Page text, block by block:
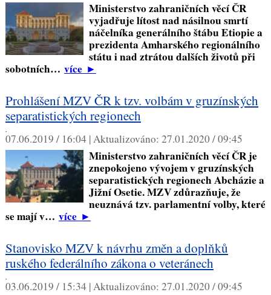
Ministerstvo zahraničních věcí ČR
vyjadřuje lítost nad násilnou smrtí
náčelníka generálního štábu Etiopie a
prezidenta Amharského regionálního
státu i nad ztrátou dalších životů při
sobotních… více►
Prohlášení MZV ČR k tzv. volbám v gruzínských
separatistických regionech
07.06.2019 / 16:04 | Aktualizováno: 27.01.2020 / 09:45
Ministerstvo zahraničních věcí ČR je
znepokojeno vývojem v gruzínských
separatistických regionech Abcházie a
Jižní Osetie. MZV zdůrazňuje, že
neuznává tzv. parlamentní volby, které
se mají v… více►
Stanovisko MZV k návrhu změn a doplňků
ruského federálního zákona o veteránech
03.06.2019 / 15:34 | Aktualizováno: 27.01.2020 / 09:45